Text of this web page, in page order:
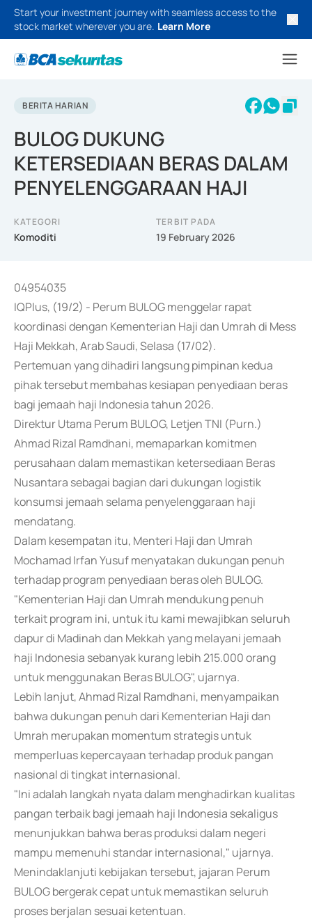
Start your investment journey with seamless access to the
stock market wherever you are. Learn More
BERITA HARIAN
BULOG DUKUNG
KETERSEDIAAN BERAS DALAM
PENYELENGGARAAN HAJI
KATEGORI
Komoditi
TERBIT PADA
19 February 2026
04954035
IQPlus, (19/2) - Perum BULOG menggelar rapat
koordinasi dengan Kementerian Haji dan Umrah di Mess
Haji Mekkah, Arab Saudi, Selasa (17/02).
Pertemuan yang dihadiri langsung pimpinan kedua
pihak tersebut membahas kesiapan penyediaan beras
bagi jemaah haji Indonesia tahun 2026.
Direktur Utama Perum BULOG, Letjen TNI (Purn.)
Ahmad Rizal Ramdhani, memaparkan komitmen
perusahaan dalam memastikan ketersediaan Beras
Nusantara sebagai bagian dari dukungan logistik
konsumsi jemaah selama penyelenggaraan haji
mendatang.
Dalam kesempatan itu, Menteri Haji dan Umrah
Mochamad Irfan Yusuf menyatakan dukungan penuh
terhadap program penyediaan beras oleh BULOG.
"Kementerian Haji dan Umrah mendukung penuh
terkait program ini, untuk itu kami mewajibkan seluruh
dapur di Madinah dan Mekkah yang melayani jemaah
haji Indonesia sebanyak kurang lebih 215.000 orang
untuk menggunakan Beras BULOG", ujarnya.
Lebih lanjut, Ahmad Rizal Ramdhani, menyampaikan
bahwa dukungan penuh dari Kementerian Haji dan
Umrah merupakan momentum strategis untuk
memperluas kepercayaan terhadap produk pangan
nasional di tingkat internasional.
"Ini adalah langkah nyata dalam menghadirkan kualitas
pangan terbaik bagi jemaah haji Indonesia sekaligus
menunjukkan bahwa beras produksi dalam negeri
mampu memenuhi standar internasional," ujarnya.
Menindaklanjuti kebijakan tersebut, jajaran Perum
BULOG bergerak cepat untuk memastikan seluruh
proses berjalan sesuai ketentuan.